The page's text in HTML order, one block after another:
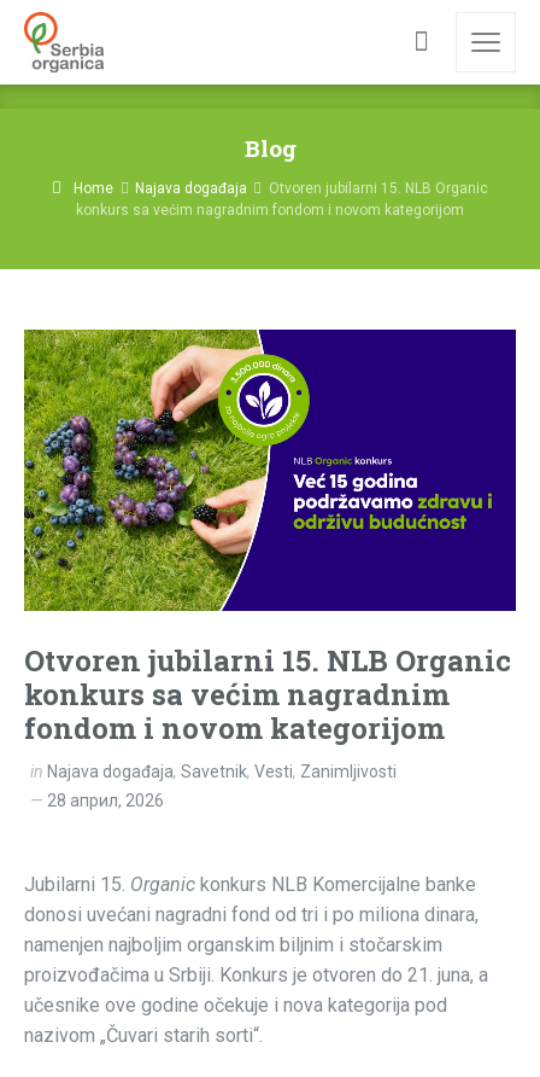
Blog
Home Najava događaja
Otvoren jubilarni 15. NLB Organic
konkurs sa većim nagradnim fondom i novom kategorijom
Otvoren jubilarni 15. NLB Organic
konkurs sa većim nagradnim
fondom i novom kategorijom
in Najava događaja, Savetnik, Vesti, Zanimljivosti
28 април, 2026
Jubilarni 15. Organic konkurs NLB Komercijalne banke
donosi uvećani nagradni fond od tri i po miliona dinara,
namenjen najboljim organskim biljnim i stočarskim
proizvođačima u Srbiji. Konkurs je otvoren do 21. juna, a
učesnike ove godine očekuje i nova kategorija pod
nazivom „Čuvari starih sorti“.